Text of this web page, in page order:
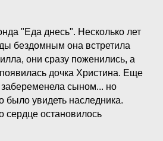
"Еда днесь". Несколько лет
бездомным она встретила
они сразу поженились, а
дочка Христина. Еще
сыном... но
было увидеть наследника.
сердце остановилось